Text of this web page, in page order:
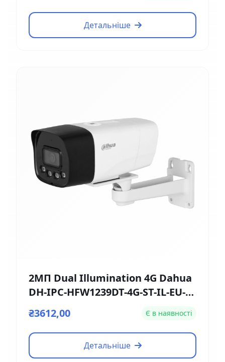
Детальніше
2МП Dual Illumination 4G Dahua
DH-IPC-HFW1239DT-4G-ST-IL-EU-B
₴3612,00 Є в наявності
Детальніше